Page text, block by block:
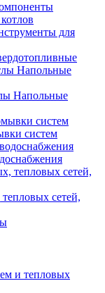
для
Напольные
Напольные
систем
сетей,